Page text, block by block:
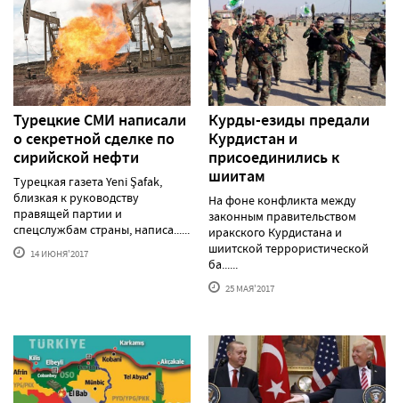
Турецкие СМИ написали
о секретной сделке по
сирийской нефти
Турецкая газета Yeni Şafak,
близкая к руководству
правящей партии и
спецслужбам страны, написа......
14 ИЮНЯ'2017
Курды-езиды предали
Курдистан и
присоединились к
шиитам
На фоне конфликта между
законным правительством
иракского Курдистана и
шиитской террористической
ба......
25 МАЯ'2017